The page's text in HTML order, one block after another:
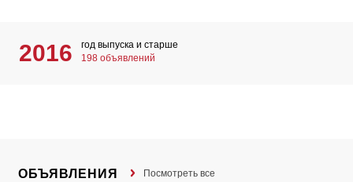
2016
год выпуска и старше
198 объявлений
ОБЪЯВЛЕНИЯ Посмотреть все